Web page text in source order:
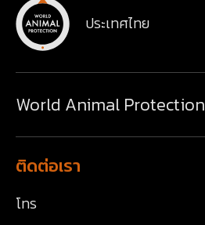
ประเทศไทย
World Animal Protection
ติดต่อเรา
โทร